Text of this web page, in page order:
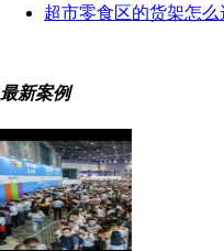
超市零食区的货架怎么
最新案例